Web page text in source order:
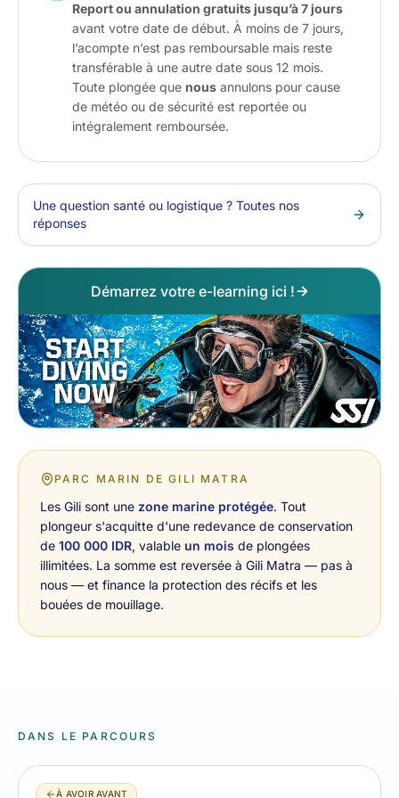
Report ou annulation gratuits jusqu’à 7 jours
avant votre date de début. À moins de 7 jours,
l’acompte n’est pas remboursable mais reste
transférable à une autre date sous 12 mois.
Toute plongée que nous annulons pour cause
de météo ou de sécurité est reportée ou
intégralement remboursée.
Une question santé ou logistique ? Toutes nos
réponses
Démarrez votre e-learning ici !
PARC MARIN DE GILI MATRA
Les Gili sont une zone marine protégée. Tout
plongeur s'acquitte d'une redevance de conservation
de 100 000 IDR, valable un mois de plongées
illimitées. La somme est reversée à Gili Matra — pas à
nous — et finance la protection des récifs et les
bouées de mouillage.
DANS LE PARCOURS
À AVOIR AVANT